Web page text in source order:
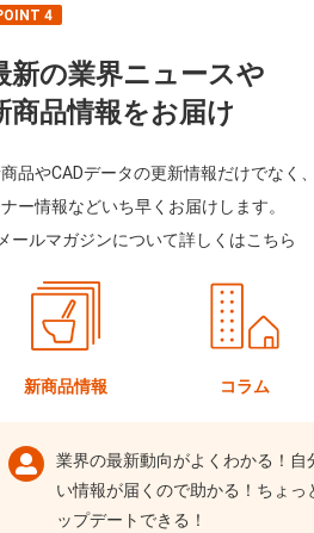
4
新の業界ニュースや
商品情報をお届け
品やCADデータの更新情報だけでなく
ナー情報などいち早くお届けします。
ールマガジンについて詳しくはこちら
新商品情報 コラム
業界の最新動向がよくわかる！自
い情報が届くので助かる！ちょっ
ップデートできる！